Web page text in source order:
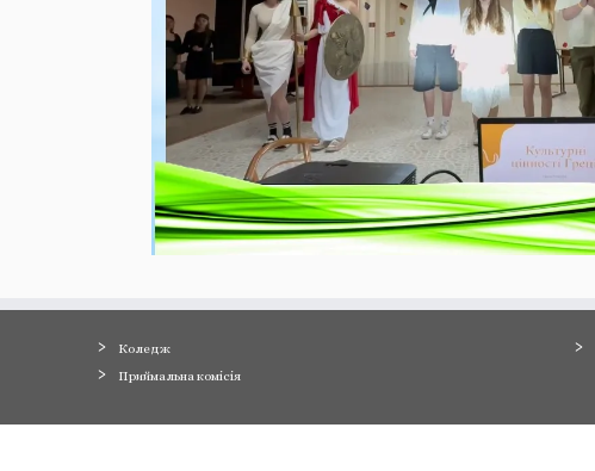
Коледж
Приймальна комісія